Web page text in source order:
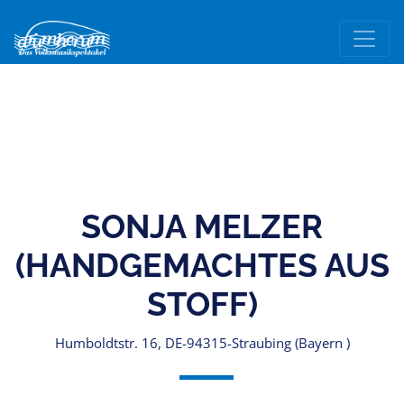
SONJA MELZER
(HANDGEMACHTES AUS
STOFF)
Humboldtstr. 16, DE-94315-Straubing (Bayern )